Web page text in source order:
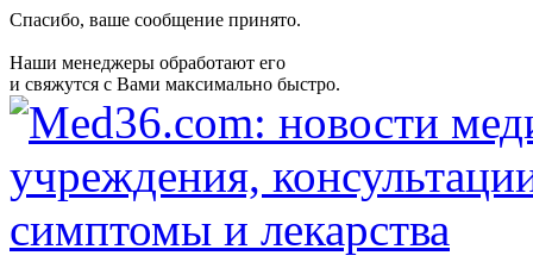
Спасибо, ваше сообщение принято.
Наши менеджеры обработают его
и свяжутся с Вами максимально быстро.